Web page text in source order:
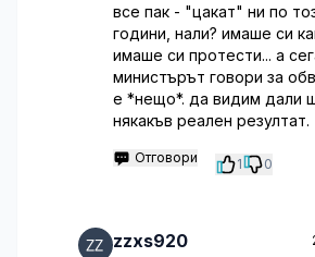
все пак - "цакат" ни по
години, нали? имаше си
имаше си протести... а
министърът говори за
е *нещо*. да видим дали
някакъв реален резултат.
Отговори 1 0
zzxs920